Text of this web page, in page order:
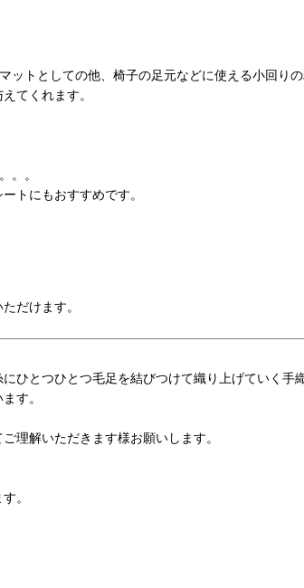
トとしての他、椅子の足元などに使える小回りの
てくれます。
。。
トにもおすすめです。
だけます。
とつひとつ毛足を結びつけて織り上げていく手
す。
理解いただきます様お願いします。
。